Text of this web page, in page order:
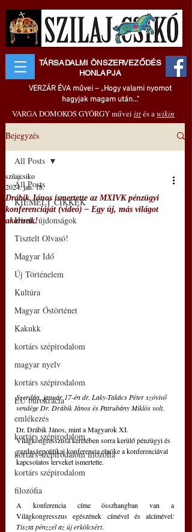
TÁRSADALMI ÖNSZERVEZŐDÉS
HONLAPJA
VERZÁR ÉVA művei – „Hogy valami nyomot
hagyjak magam után..."
VARGA DOMOKOS GYÖRGY művei ittés awikin
Bejegyzés
All Posts
KIEMELT CIKKEK
Hírek, újdonságok
Tisztelt Olvasó!
Magyar Idő
Új Történelem
Kultúra
Magyar Őstörténet
Kakukk
kortárs szépirodalom
magyar nyelv
kortárs szépirodalom
EU bürokrácia
emlékezés
kortárs szépirodalom
kortárs szépirodalom filozófia
kortárs szépirodalom
filozófia
All Posts
Drábik János ismertette az MXIVK pénzügyi
konferenciáját (videó) – Egy új, más világot
akarunk!
szilajcsiko
2024. jan. 18.
Szerdán, január 17-én dr. Laky-Takács Péter szóvivő
vendége Dr. Drábik János és Patrubány Miklós volt.
Dr. Drábik János, mint a Magyarok XI.
Világkongresszusa keretében sorra kerülő pénzügyi és
gazdaságpolitikai konferencia elnöke a konferenciával
kapcsolatos terveket ismertette.
A konferencia címe összhangban van a
Tiszta pénzzel az új erkölcsért.